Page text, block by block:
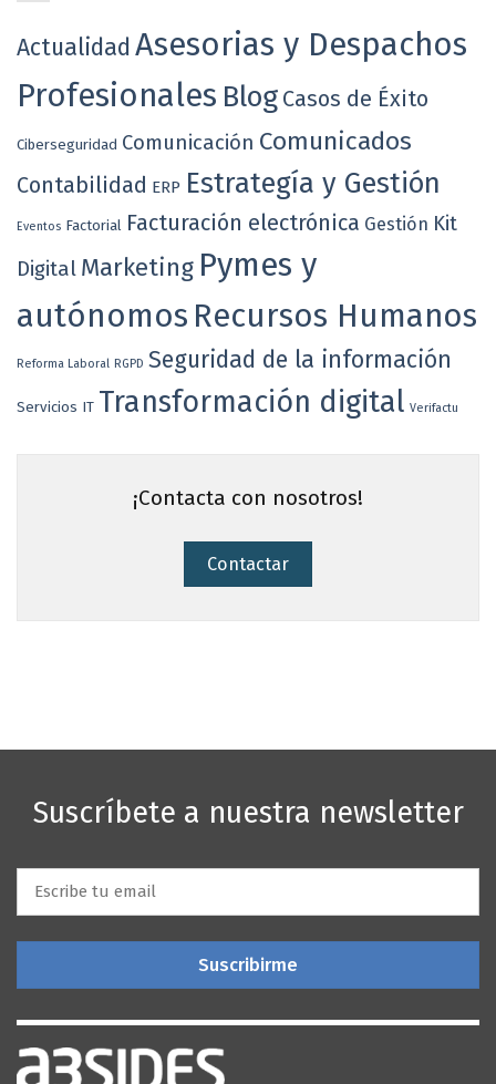
Actualidad Asesorias y Despachos
Profesionales Blog Casos de Éxito
Ciberseguridad Comunicación Comunicados
Contabilidad ERP Estrategía y Gestión
Eventos Factorial Facturación electrónica Gestión Kit
Digital Marketing Pymes y
autónomos Recursos Humanos
Reforma Laboral RGPD Seguridad de la información
Servicios IT Transformación digital Verifactu
¡Contacta con nosotros!
Contactar
Suscríbete a nuestra newsletter
Email
Esta página web utilizacookiespropias y de terceros
para fines funcionales (permitir la navegación web),
para optimizar la navegación y personalizarla según
tus preferencias, así como para mostrarte publicidad
Configurar Cookies